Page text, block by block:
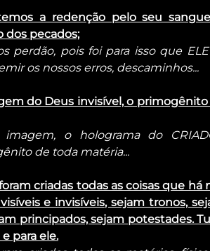
a redenção pelo seu
dos pecados;
perdão, pois foi para isso que
os nossos erros, descaminhos...
do Deus invisível, o
o holograma do
de toda matéria...
criadas todas as coisas que há
e invisíveis, sejam tronos,
principados, sejam potestades.
para ele.